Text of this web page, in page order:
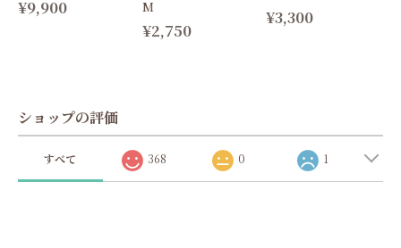
¥9,900 M
¥2,750
¥3,300
ショップの評価
すべて 368 0 1